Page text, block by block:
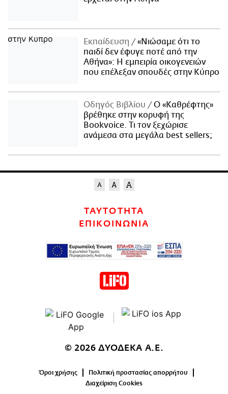
Εκπαίδευση
«Νιώσαμε ότι το
παιδί δεν έφυγε ποτέ από την
Αθήνα»: Η εμπειρία οικογενειών
που επέλεξαν σπουδές στην Κύπρο
Οδηγός Βιβλίου
Ο «Καθρέφτης»
βρέθηκε στην κορυφή της
Bookvoice. Τι τον ξεχώρισε
ανάμεσα στα μεγάλα best sellers;
ΤΑΥΤΟΤΗΤΑ
ΕΠΙΚΟΙΝΩΝΙΑ
© 2026 ΔΥΟΔΕΚΑ Α.Ε.
Όροι χρήσης
Πολιτική προστασίας απορρήτου
Διαχείριση Cookies